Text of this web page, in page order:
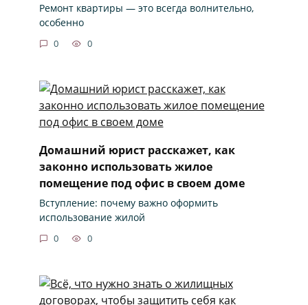
Ремонт квартиры — это всегда волнительно,
особенно
0 0
Домашний юрист расскажет, как
законно использовать жилое
помещение под офис в своем доме
Вступление: почему важно оформить
использование жилой
0 0